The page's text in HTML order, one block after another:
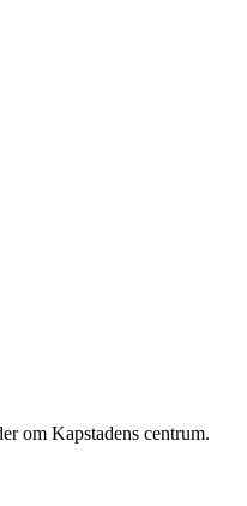
om Kapstadens centrum.